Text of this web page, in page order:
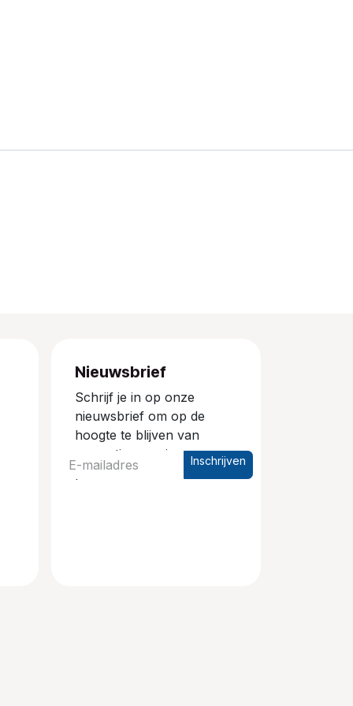
Nieuwsbrief
Schrijf je in op onze
nieuwsbrief om op de
hoogte te blijven van
promoties en nieuwe
producten.
Inschrijven